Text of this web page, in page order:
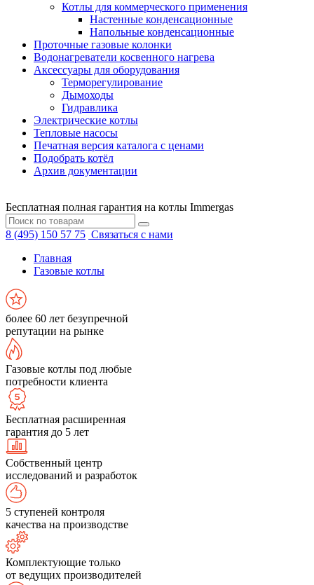
Котлы для коммерческого применения
Настенные конденсационные
Напольные конденсационные
Проточные газовые колонки
Водонагреватели косвенного нагрева
Аксессуары для оборудования
Терморегулирование
Дымоходы
Гидравлика
Электрические котлы
Тепловые насосы
Печатная версия каталога с ценами
Подобрать котёл
Архив документации
Бесплатная полная гарантия на котлы Immergas
8 (495) 150 57 75 Связаться с нами
Главная
Газовые котлы
более 60 лет безупречной
репутации на рынке
Газовые котлы под любые
потребности клиента
Бесплатная расширенная
гарантия до 5 лет
Собственный центр
исследований и разработок
5 ступеней контроля
качества на производстве
Комплектующие только
от ведущих производителей